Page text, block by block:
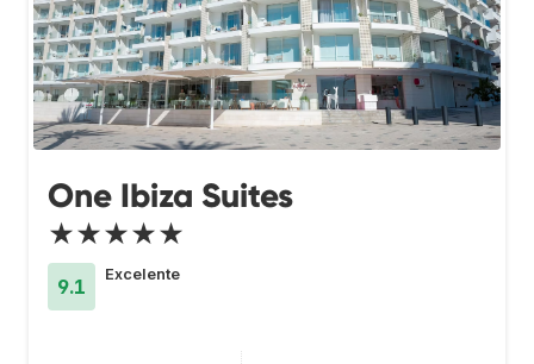
One Ibiza Suites
★★★★★
9.1
Excelente